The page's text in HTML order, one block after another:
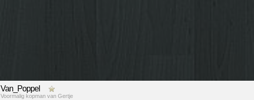
Van_Poppel
Voormalig kopman van Gertje